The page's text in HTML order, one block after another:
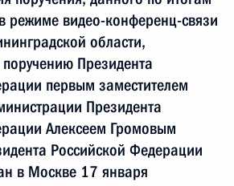
режиме видео-конференц-связи
области,
Президента
первым заместителем
Президента
Алексеем Громовым
Российской Федерации
в Москве 17 января